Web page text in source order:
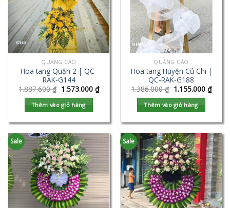
QUẢNG CÁO
Hoa tang Quận 2 | QC-
RAK-G144
1.887.600₫ 1.573.000 ₫
Thêm vào giỏ hàng
QUẢNG CÁO
Hoa tang Huyện Củ Chi |
QC-RAK-G188
1.386.000₫ 1.155.000 ₫
Thêm vào giỏ hàng
Sale Sale